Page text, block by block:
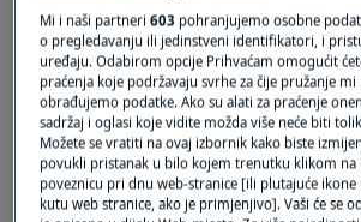
Oglas
GEOPOLITIČKI ANALITIČAR
Guvo: Blokada
Mi i naši partneri603 pohranjujemo osobne
o pregledavanju ili jedinstveni identifikatori, i
uređaju. Odabirom opcije Prihvaćam omogućit
praćenja koje podržavaju svrhe za čije pružanje
obrađujemo podatke. Ako su alati za praćenje
sadržaj i oglasi koje vidite možda više neće biti
Možete se vratiti na ovaj izbornik kako biste
povukli pristanak u bilo kojem trenutku klikom na
poveznicu pri dnu web-stranice [ili plutajuće
kutu web stranice, ako je primjenjivo]. Vaši će se